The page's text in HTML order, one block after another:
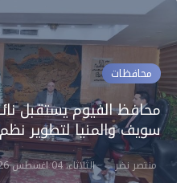
محافظات
محافظ الفيوم يستقبل
سويف والمنيا لتطوير نظم
منتصر نضر الثلاثاء، 04 اغسطس 2026 02:33 م